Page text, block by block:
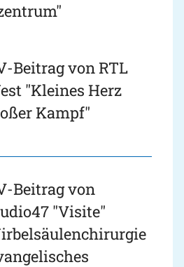
Beitrag von RTL
"Kleines Herz
Kampf"
Beitrag von
"Visite"